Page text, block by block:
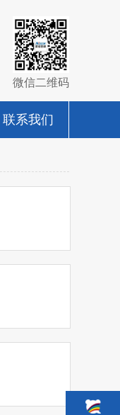
微信二维码
联系我们